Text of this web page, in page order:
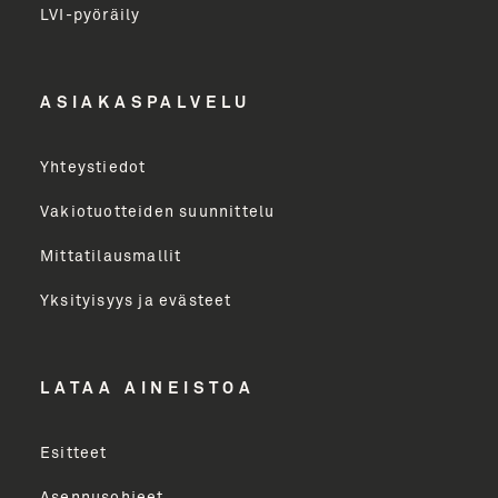
Etunimi
Yritys
LÄHETÄ
LVI-pyöräily
ASIAKASPALVELU
Yhteystiedot
Vakiotuotteiden suunnittelu
Mittatilausmallit
Yksityisyys ja evästeet
LATAA AINEISTOA
Esitteet